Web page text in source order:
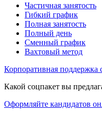
Частичная занятость
Гибкий график
Полная занятость
Полный день
Сменный график
Вахтовый метод
Корпоративная поддержка
Какой соцпакет вы
Оформляйте кандидатов